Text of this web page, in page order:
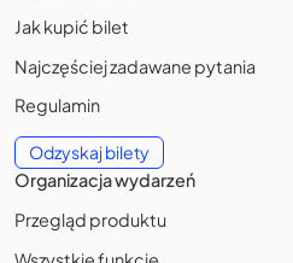
Jak kupić bilet
Najczęściej zadawane pytania
Regulamin
Odzyskaj bilety
Organizacja wydarzeń
Przegląd produktu